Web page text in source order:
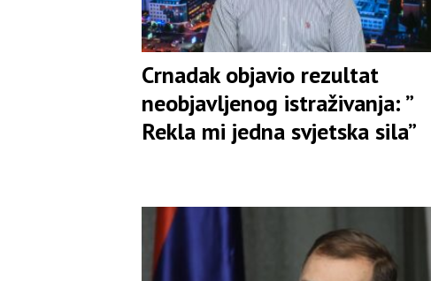
Crnadak objavio rezultat
neobjavljenog istraživanja: ”
Rekla mi jedna svjetska sila”